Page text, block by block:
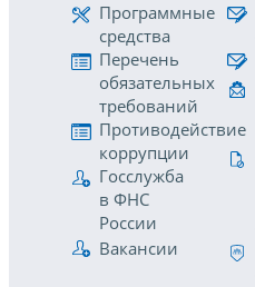
Программные
средства
Перечень
обязательных
требований
Противодействие
коррупции
Госслужба
в ФНС
России
Вакансии